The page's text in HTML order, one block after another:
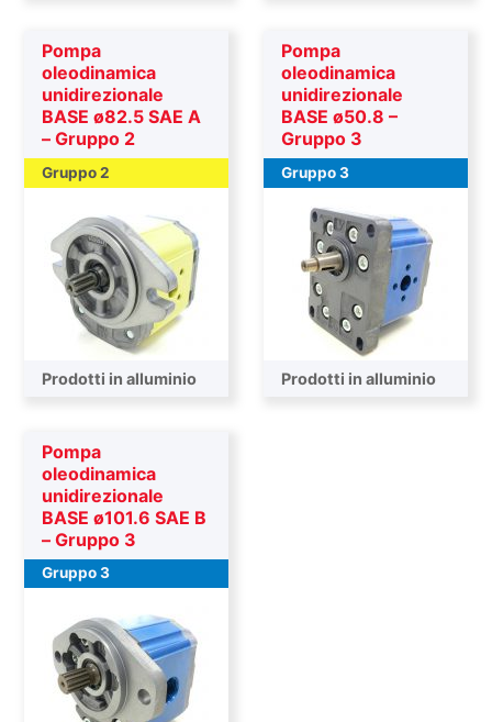
Pompa
oleodinamica
unidirezionale
BASE ø82.5 SAE A
– Gruppo 2
Gruppo 2
Prodotti in alluminio
Pompa
oleodinamica
unidirezionale
BASE ø50.8 –
Gruppo 3
Gruppo 3
Prodotti in alluminio
Pompa
oleodinamica
unidirezionale
BASE ø101.6 SAE B
– Gruppo 3
Gruppo 3